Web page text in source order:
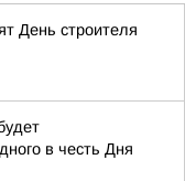
День строителя
в честь Дня